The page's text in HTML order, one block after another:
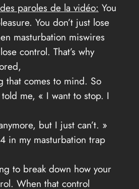
paroles de la vidéo: You
You don’t just lose
masturbation miswires
control. That’s why
that comes to mind. So
me, « I want to stop. I
but I just can’t. »
in my masturbation trap
to break down how your
When that control